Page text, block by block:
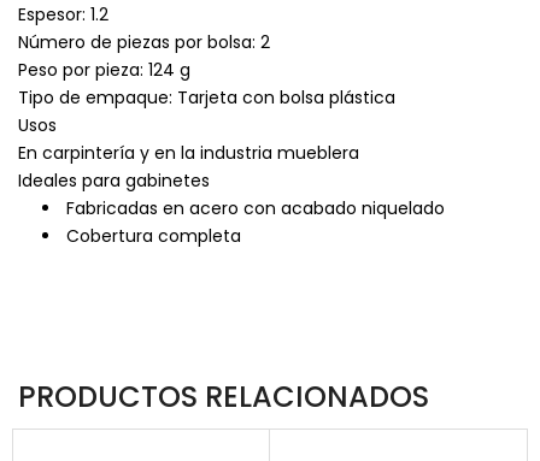
Espesor: 1.2
Número de piezas por bolsa: 2
Peso por pieza: 124 g
Tipo de empaque: Tarjeta con bolsa plástica
Usos
En carpintería y en la industria mueblera
Ideales para gabinetes
Fabricadas en acero con acabado niquelado
Cobertura completa
PRODUCTOS RELACIONADOS